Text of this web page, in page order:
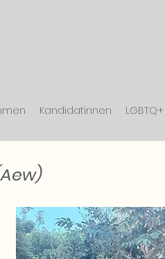
Kandidatinnen LGBTQ+